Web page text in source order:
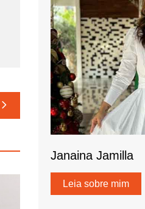
Janaina Jamilla
Leia sobre mim